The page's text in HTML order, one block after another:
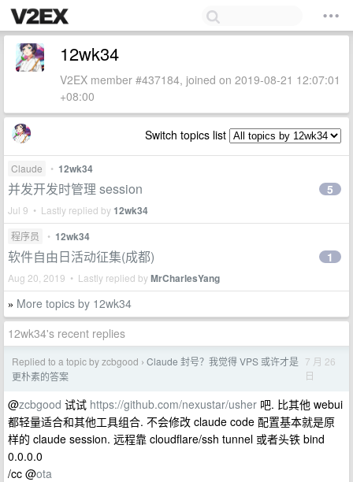
12wk34
V2EX member #437184, joined on 2019-08-21 12:07:01
+08:00
Switch topics list
Claude • 12wk34
并发开发时管理 session
Jul 9 • Lastly replied by12wk34
5
程序员 • 12wk34
软件自由日活动征集(成都)
Aug 20, 2019 • Lastly replied byMrCharlesYang
1
» More topics by 12wk34
12wk34's recent replies
Replied to a topic by zcbgood › Claude 封号？我觉得 VPS 或许才是
更朴素的答案
7 月 26
日
@zcbgood 试试 https://github.com/nexustar/usher 吧. 比其他 webui
都轻量适合和其他工具组合. 不会修改 claude code 配置基本就是原
样的 claude session. 远程靠 cloudflare/ssh tunnel 或者头铁 bind
0.0.0.0
/cc @ota